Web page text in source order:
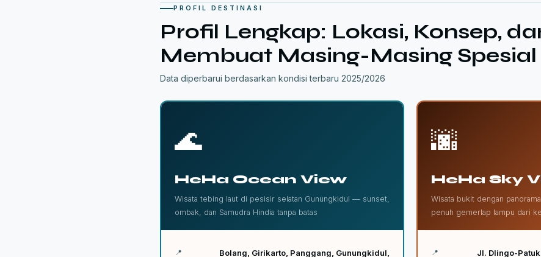
PROFIL DESTINASI
Profil Lengkap: Lokasi, Konsep,
Membuat Masing-Masing Spesial
Data diperbarui berdasarkan kondisi terbaru 2025/2026
🌊
HeHa Ocean View
Wisata tebing laut di pesisir selatan Gunungkidul — sunset,
ombak, dan Samudra Hindia tanpa batas
📍
Bolang, Girikarto, Panggang, Gunungkidul,
🌆
HeHa Sky
Wisata bukit dengan
penuh gemerlap lampu dari
📍
Jl. Dlingo-